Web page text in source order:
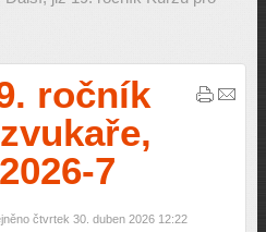
ročník
7
čtvrtek 30. duben 2026 12:22